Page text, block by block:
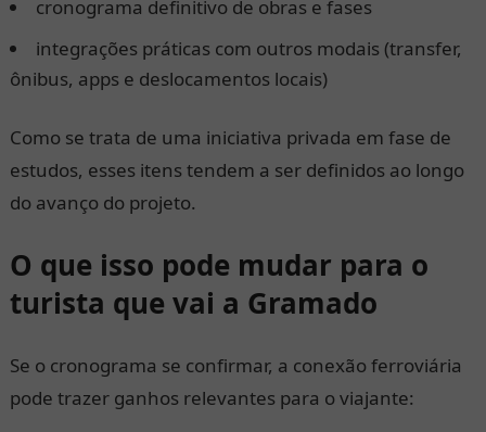
cronograma definitivo de obras e fases
integrações práticas com outros modais (transfer,
ônibus, apps e deslocamentos locais)
Como se trata de uma iniciativa privada em fase de
estudos, esses itens tendem a ser definidos ao longo
do avanço do projeto.
O que isso pode mudar para o
turista que vai a Gramado
Se o cronograma se confirmar, a conexão ferroviária
pode trazer ganhos relevantes para o viajante: